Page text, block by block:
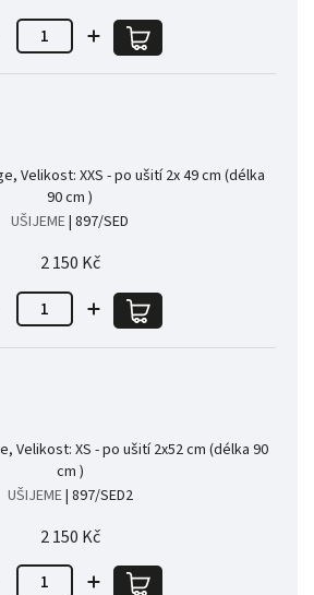
Velikost: XXS - po ušití 2x 49 cm (délka
90 cm )
UŠIJEME| 897/SED
2 150 Kč
Velikost: XS - po ušití 2x52 cm (délka 90
cm )
UŠIJEME| 897/SED2
2 150 Kč